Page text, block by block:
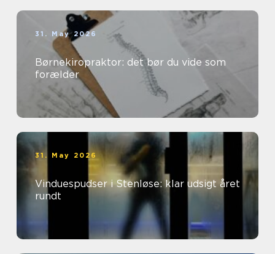
31. May 2026
Børnekiropraktor: det bør du vide som
forælder
31. May 2026
Vinduespudser i Stenløse: klar udsigt året
rundt